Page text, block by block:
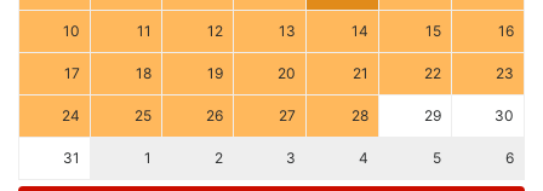
10 11 12 13 14 15 16
17 18 19 20 21 22 23
24 25 26 27 28 29 30
31 1 2 3 4 5 6